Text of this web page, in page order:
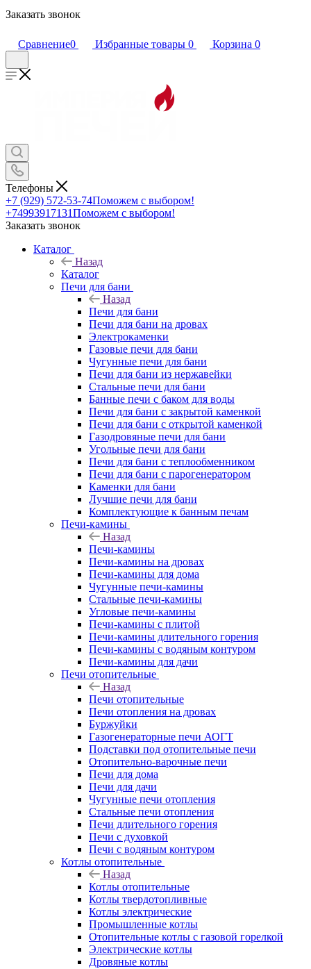
Заказать звонок
Сравнение0 Избранные товары 0 Корзина 0
Телефоны
+7 (929) 572-53-74Поможем с выбором!
+74993917131Поможем с выбором!
Заказать звонок
Каталог
Назад
Каталог
Печи для бани
Назад
Печи для бани
Печи для бани на дровах
Электрокаменки
Газовые печи для бани
Чугунные печи для бани
Печи для бани из нержавейки
Стальные печи для бани
Банные печи с баком для воды
Печи для бани с закрытой каменкой
Печи для бани с открытой каменкой
Газодровяные печи для бани
Угольные печи для бани
Печи для бани с теплообменником
Печи для бани с парогенератором
Каменки для бани
Лучшие печи для бани
Комплектующие к банным печам
Печи-камины
Назад
Печи-камины
Печи-камины на дровах
Печи-камины для дома
Чугунные печи-камины
Стальные печи-камины
Угловые печи-камины
Печи-камины с плитой
Печи-камины длительного горения
Печи-камины с водяным контуром
Печи-камины для дачи
Печи отопительные
Назад
Печи отопительные
Печи отопления на дровах
Буржуйки
Газогенераторные печи АОГТ
Подставки под отопительные печи
Отопительно-варочные печи
Печи для дома
Печи для дачи
Чугунные печи отопления
Стальные печи отопления
Печи длительного горения
Печи с духовкой
Печи с водяным контуром
Котлы отопительные
Назад
Котлы отопительные
Котлы твердотопливные
Котлы электрические
Промышленные котлы
Отопительные котлы с газовой горелкой
Электрические котлы
Дровяные котлы